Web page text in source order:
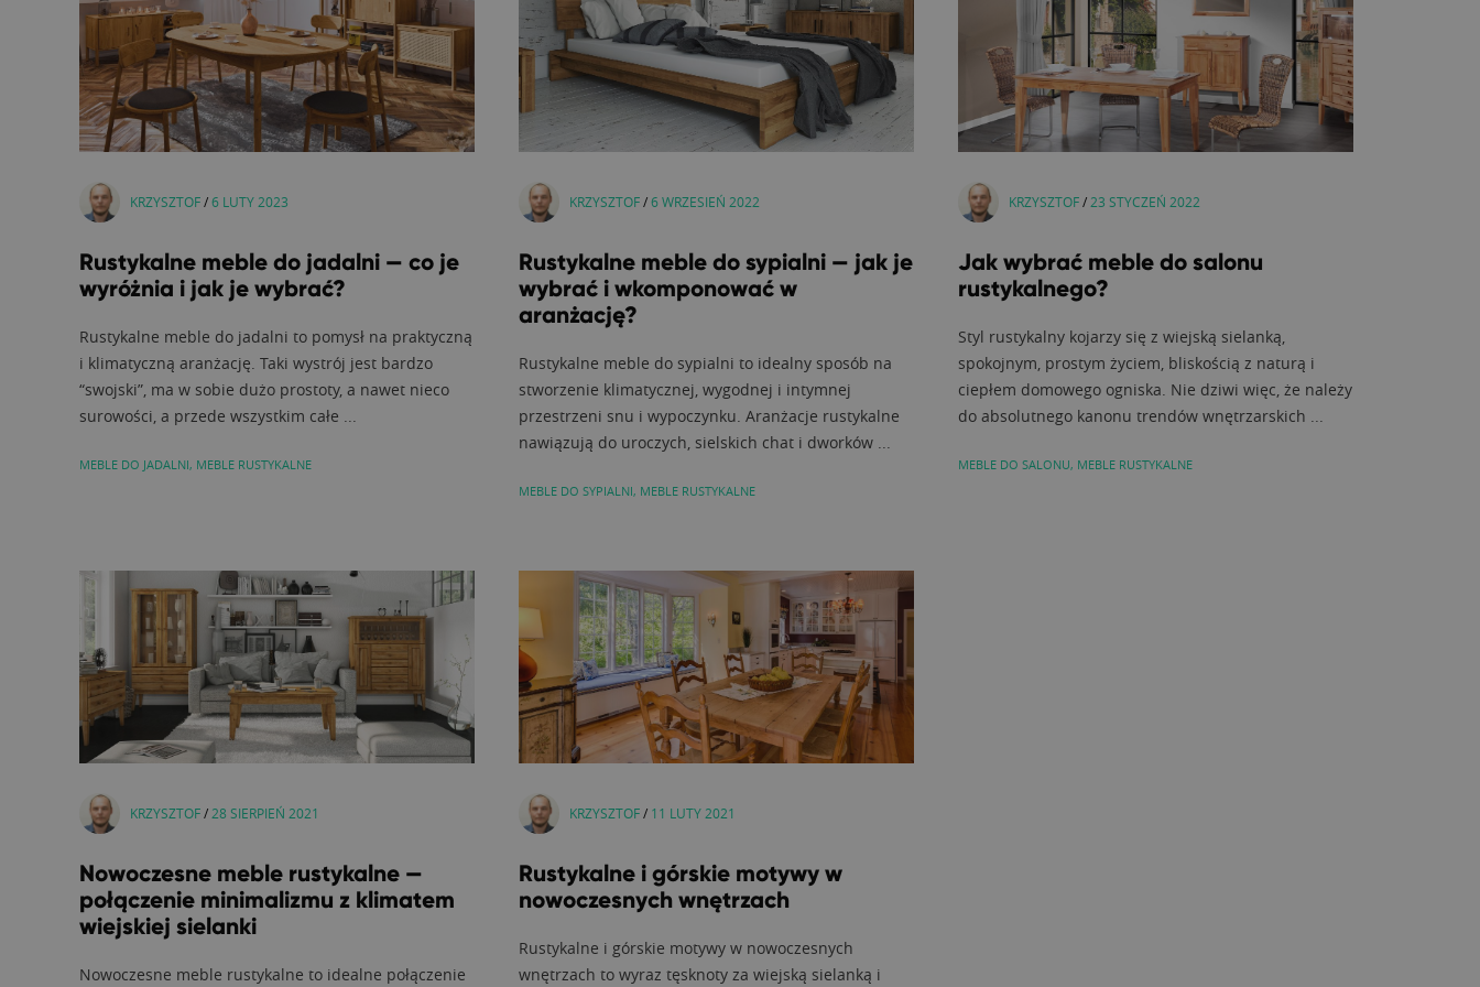
KRZYSZTOF/6 LUTY 2023
Rustykalne meble do jadalni — co je
wyróżnia i jak je wybrać?
Rustykalne meble do jadalni to pomysł na praktyczną
i klimatyczną aranżację. Taki wystrój jest bardzo
“swojski”, ma w sobie dużo prostoty, a nawet nieco
surowości, a przede wszystkim całe ...
MEBLE DO JADALNI, MEBLE RUSTYKALNE
KRZYSZTOF/6 WRZESIEŃ 2022
Rustykalne meble do sypialni — jak je
wybrać i wkomponować w
aranżację?
Rustykalne meble do sypialni to idealny sposób na
stworzenie klimatycznej, wygodnej i intymnej
przestrzeni snu i wypoczynku. Aranżacje rustykalne
nawiązują do uroczych, sielskich chat i dworków ...
MEBLE DO SYPIALNI, MEBLE RUSTYKALNE
KRZYSZTOF/ 23 STYCZEŃ 2022
Jak wybrać meble do salonu
rustykalnego?
Styl rustykalny kojarzy się z wiejską sielanką,
spokojnym, prostym życiem, bliskością z naturą i
ciepłem domowego ogniska. Nie dziwi więc, że należy
do absolutnego kanonu trendów wnętrzarskich ...
MEBLE DO SALONU, MEBLE RUSTYKALNE
KRZYSZTOF/ 28 SIERPIEŃ 2021
Nowoczesne meble rustykalne —
połączenie minimalizmu z klimatem
wiejskiej sielanki
Nowoczesne meble rustykalne to idealne połączenie
KRZYSZTOF/ 11 LUTY 2021
Rustykalne i górskie motywy w
nowoczesnych wnętrzach
Rustykalne i górskie motywy w nowoczesnych
wnętrzach to wyraz tęsknoty za wiejską sielanką i